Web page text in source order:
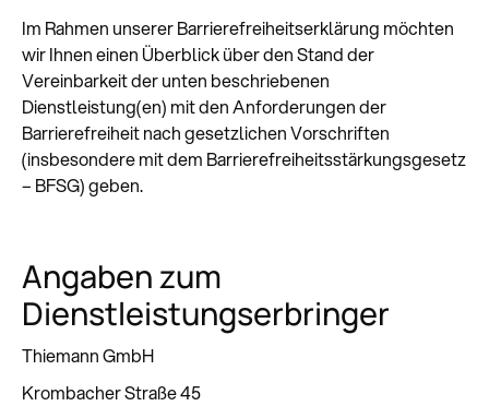
Im Rahmen unserer Barrierefreiheitserklärung möchten
wir Ihnen einen Überblick über den Stand der
Vereinbarkeit der unten beschriebenen
Dienstleistung(en) mit den Anforderungen der
Barrierefreiheit nach gesetzlichen Vorschriften
(insbesondere mit dem Barrierefreiheitsstärkungsgesetz
– BFSG) geben.
Angaben zum
Dienstleistungserbringer
Thiemann GmbH
Krombacher Straße 45